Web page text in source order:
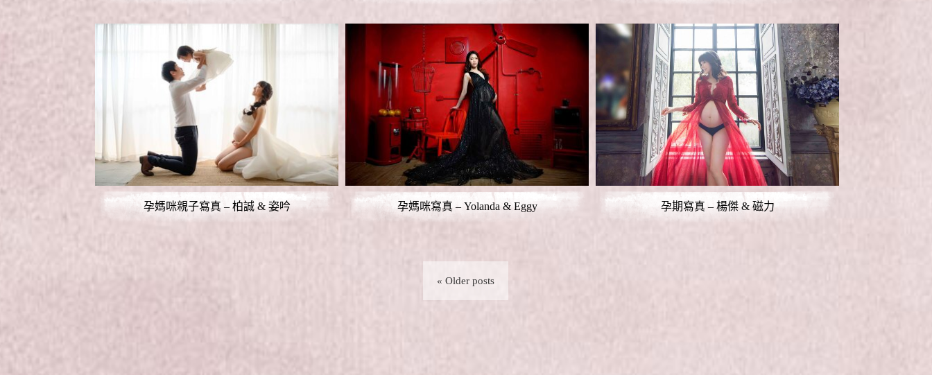
孕媽咪親子寫真 – 柏誠 & 姿吟 孕媽咪寫真 – Yolanda & Eggy 孕期寫真 – 楊傑 & 磁力
« Older posts